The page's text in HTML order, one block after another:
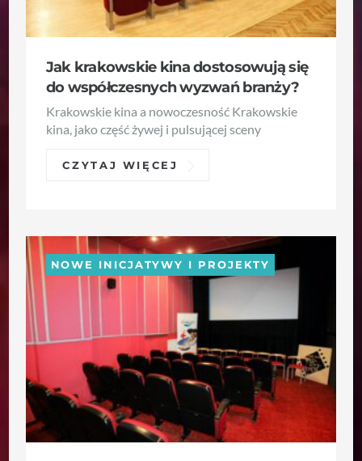
Jak krakowskie kina dostosowują się
do współczesnych wyzwań branży?
Krakowskie kina a nowoczesność Krakowskie
kina, jako część żywej i pulsującej sceny
CZYTAJ WIĘCEJ
NOWE INICJATYWY I PROJEKTY